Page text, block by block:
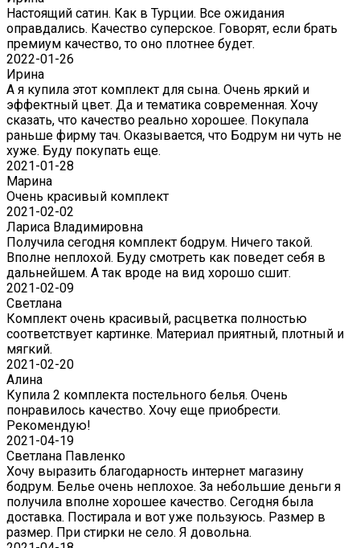
Настоящий сатин. Как в Турции. Все ожидания
оправдались. Качество суперское. Говорят, если брать
премиум качество, то оно плотнее будет.
2022-01-26
Ирина
А я купила этот комплект для сына. Очень яркий и
эффектный цвет. Да и тематика современная. Хочу
сказать, что качество реально хорошее. Покупала
раньше фирму тач. Оказывается, что Бодрум ни чуть не
хуже. Буду покупать еще.
2021-01-28
Марина
Очень красивый комплект
2021-02-02
Лариса Владимировна
Получила сегодня комплект бодрум. Ничего такой.
Вполне неплохой. Буду смотреть как поведет себя в
дальнейшем. А так вроде на вид хорошо сшит.
2021-02-09
Светлана
Комплект очень красивый, расцветка полностью
соответствует картинке. Материал приятный, плотный и
мягкий.
2021-02-20
Алина
Купила 2 комплекта постельного белья. Очень
понравилось качество. Хочу еще приобрести.
Рекомендую!
2021-04-19
Светлана Павленко
Хочу выразить благодарность интернет магазину
бодрум. Белье очень неплохое. За небольшие деньги я
получила вполне хорошее качество. Сегодня была
доставка. Постирала и вот уже пользуюсь. Размер в
размер. При стирки не село. Я довольна.